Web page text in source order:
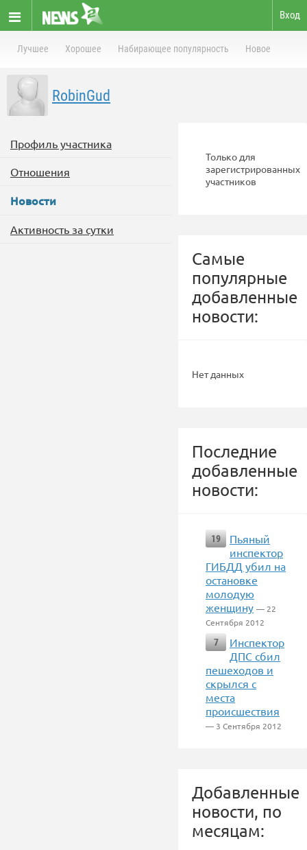
Вход
Лучшее Хорошее Набирающее популярность Новое
RobinGud
Профиль участника
Отношения
Новости
Активность за сутки
Только для
зарегистрированных
участников
Самые
популярные
добавленные
новости:
Нет данных
Последние
добавленные
новости:
19
Пьяный
инспектор
ГИБДД убил на
остановке
молодую
женщину — 22
Сентября 2012
7
Инспектор
ДПС сбил
пешеходов и
скрылся с
места
происшествия
— 3 Сентября 2012
Добавленные
новости, по
месяцам: